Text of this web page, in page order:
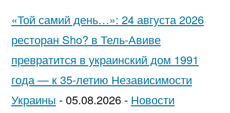
«Той самий день…»: 24 августа 2026
ресторан Sho? в Тель-Авиве
превратится в украинский дом 1991
года — к 35-летию Независимости
Украины - 05.08.2026 - Новости